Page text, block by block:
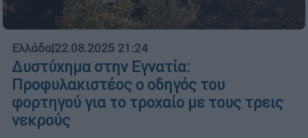
Ελλάδα|22.08.2025 21:24
Δυστύχημα στην Εγνατία:
Προφυλακιστέος ο οδηγός του
φορτηγού για το τροχαίο με τους τρεις
νεκρούς